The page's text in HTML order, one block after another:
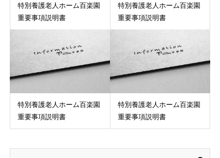
特別養護老人ホーム百楽園
重要事項説明書
特別養護老人ホーム百楽園
重要事項説明書
特別養護老人ホーム百楽園
重要事項説明書
特別養護老人ホーム百楽園
重要事項説明書